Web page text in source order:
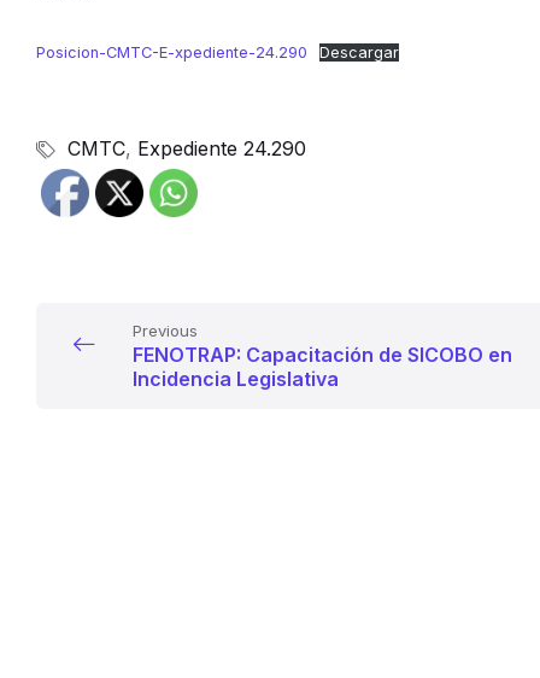
Posicion-CMTC-E-xpediente-24.290 Descargar
CMTC, Expediente 24.290
Previous
FENOTRAP: Capacitación de SICOBO en
Incidencia Legislativa